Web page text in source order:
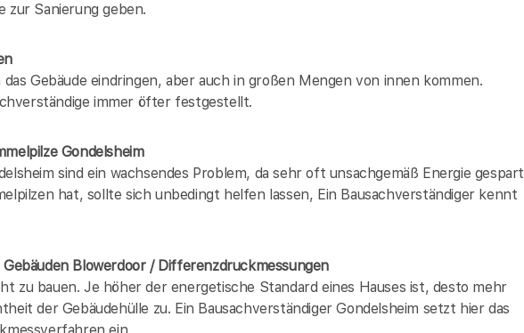
zur Sanierung geben.
Gebäude eindringen, aber auch in großen Mengen von innen kommen.
immer öfter festgestellt.
Gondelsheim
sind ein wachsendes Problem, da sehr oft unsachgemäß Energie gespart
hat, sollte sich unbedingt helfen lassen, Ein Bausachverständiger kennt
Blowerdoor / Differenzdruckmessungen
zu bauen. Je höher der energetische Standard eines Hauses ist, desto mehr
der Gebäudehülle zu. Ein Bausachverständiger Gondelsheim setzt hier das